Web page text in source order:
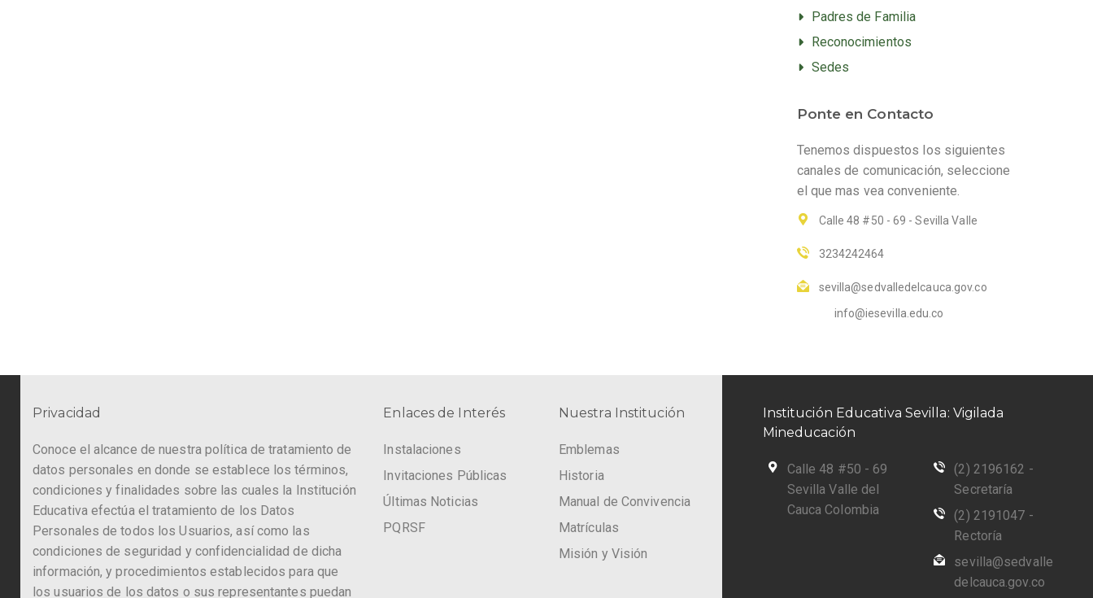
Padres de Familia
Reconocimientos
Sedes
Ponte en Contacto
Tenemos dispuestos los siguientes
canales de comunicación, seleccione
el que mas vea conveniente.
Calle 48 #50 - 69 - Sevilla Valle
3234242464
sevilla@sedvalledelcauca.gov.co
info@iesevilla.edu.co
Privacidad
Conoce el alcance de nuestra política de tratamiento de
datos personales en donde se establece los términos,
condiciones y finalidades sobre las cuales la Institución
Educativa efectúa el tratamiento de los Datos
Personales de todos los Usuarios, así como las
condiciones de seguridad y confidencialidad de dicha
información, y procedimientos establecidos para que
los usuarios de los datos o sus representantes puedan
Enlaces de Interés
Instalaciones
Invitaciones Públicas
Últimas Noticias
PQRSF
Nuestra Institución
Emblemas
Historia
Manual de Convivencia
Matrículas
Misión y Visión
Institución Educativa Sevilla: Vigilada
Mineducación
Calle 48 #50 - 69
Sevilla Valle del
Cauca Colombia
(2) 2196162 -
Secretaría
(2) 2191047 -
Rectoría
sevilla@sedvalle
delcauca.gov.co